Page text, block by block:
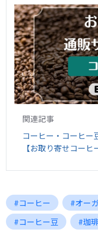
関連記事
コーヒー・コーヒー
【お取り寄せコーヒ
#コーヒー
#オー
#コーヒー豆
#珈琲